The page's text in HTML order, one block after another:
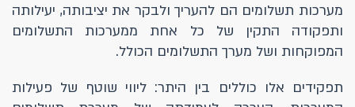
מערכות תשלומים הם להעריך ולבקר את יציבותה, יעילותה
ותפקודה התקין של כל אחת ממערכות התשלומים
המפוקחות ושל מערך התשלומים הכולל.
תפקידים אלו כוללים בין היתר: ליווי שוטף של פעילות